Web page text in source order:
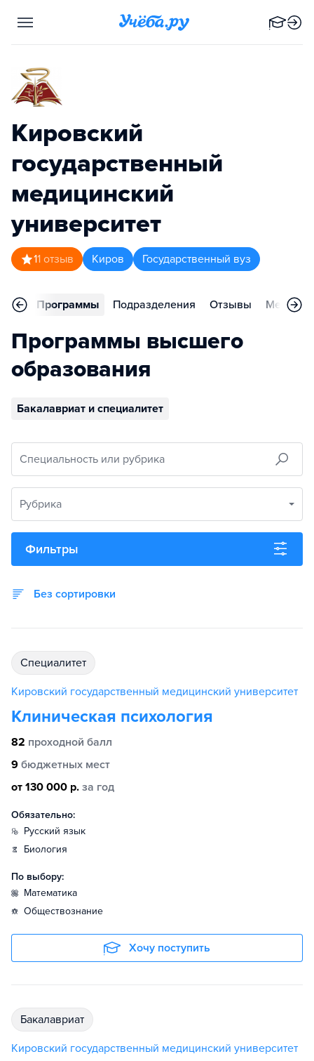
Кировский
государственный
медицинский
университет
11 отзыв Киров Государственный вуз
Программы Подразделения Отзывы
Программы высшего
образования
Бакалавриат и специалитет
Специальность или рубрика
Рубрика
Фильтры
Без сортировки
специалитет
Кировский государственный медицинский университет
Клиническая психология
82 проходной балл
9 бюджетных мест
от 130 000 р. за год
Обязательно:
русский язык
биология
По выбору:
математика
обществознание
Хочу поступить
бакалавриат
Кировский государственный медицинский университет